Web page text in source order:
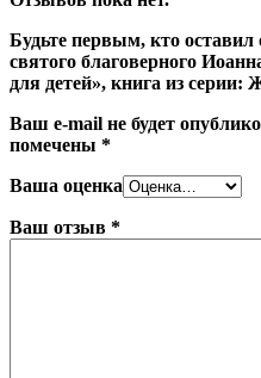
Будьте первым, кто
святого благоверного
для детей», книга из
Ваш e-mail не будет
помечены *
Ваша оценка
Ваш отзыв *